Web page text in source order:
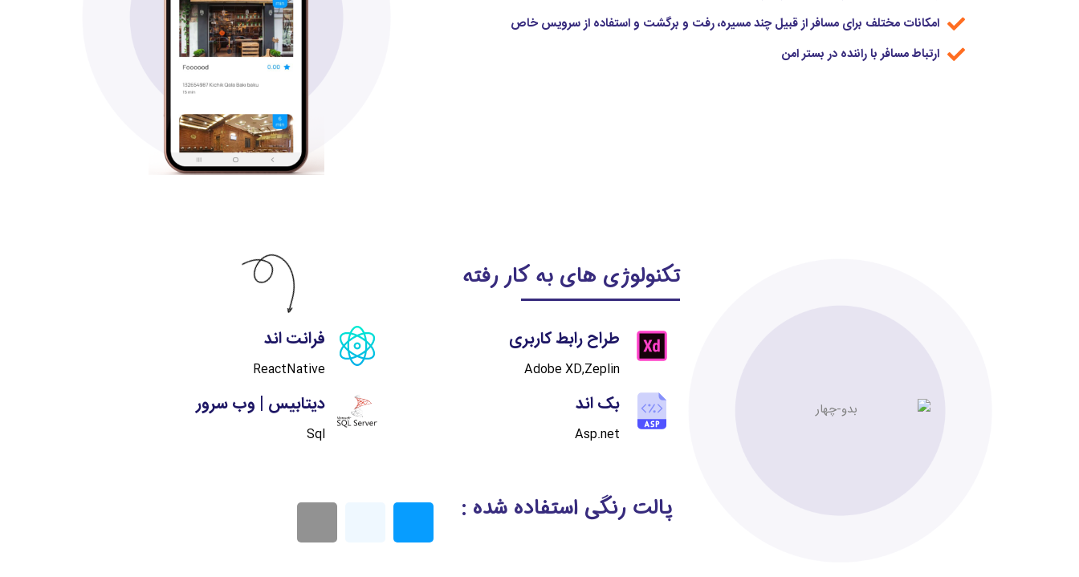
امکانات مختلف برای مسافر از قبیل چند مسیره، رفت و برگشت و استفاده از سرویس خاص
ارتباط مسافر با راننده در بستر امن
تکنولوژی های به کار رفته
طراح رابط کاربری
Adobe XD,Zeplin
فرانت اند
ReactNative
بک اند
Asp.net
دیتابیس | وب سرور
Sql
پالت رنگی استفاده شده :